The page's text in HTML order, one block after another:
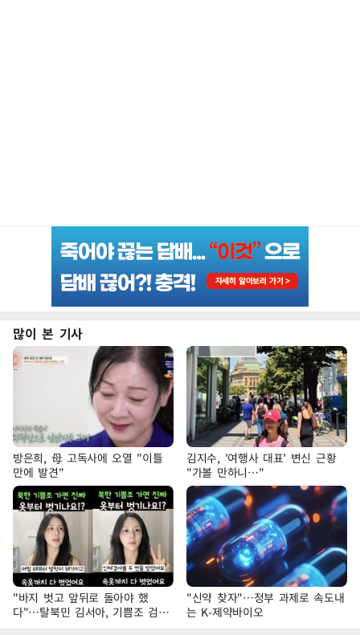
많이 본 기사
방은희, 母 고독사에 오열 "이틀
만에 발견"
김지수, '여행사 대표' 변신 근황
"가볼 만하니…"
"바지 벗고 앞뒤로 돌아야 했
다"…탈북민 김서아, 기쁨조 검사
수치심 회상
"신약 찾자"…정부 과제로 속도내
는 K-제약바이오